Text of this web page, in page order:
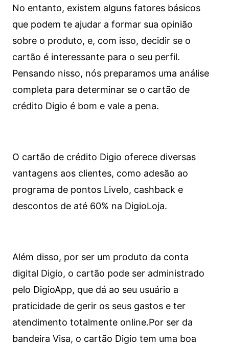
No entanto, existem alguns fatores básicos
que podem te ajudar a formar sua opinião
sobre o produto, e, com isso, decidir se o
cartão é interessante para o seu perfil.
Pensando nisso, nós preparamos uma análise
completa para determinar se o cartão de
crédito Digio é bom e vale a pena.
O cartão de crédito Digio oferece diversas
vantagens aos clientes, como adesão ao
programa de pontos Livelo, cashback e
descontos de até 60% na DigioLoja.
Além disso, por ser um produto da conta
digital Digio, o cartão pode ser administrado
pelo DigioApp, que dá ao seu usuário a
praticidade de gerir os seus gastos e ter
atendimento totalmente online.Por ser da
bandeira Visa, o cartão Digio tem uma boa